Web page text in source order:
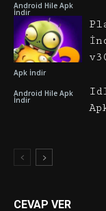
Android Hile Apk
İndir
Apk İndir
Android Hile Apk
İndir
CEVAP VER